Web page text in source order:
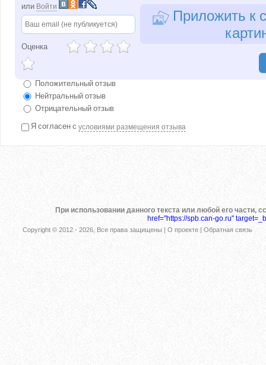
или Войти
Оценка
Положительный отзыв
Нейтральный отзыв
Отрицательный отзыв
Приложить к
Я согласен с условиями размещения отзыва
При использовании данного текста или любой его части,
href="https://spb.can-go.ru"
Copyright © 2012 - 2026, Все права защищены | О проекте | Обратная связь